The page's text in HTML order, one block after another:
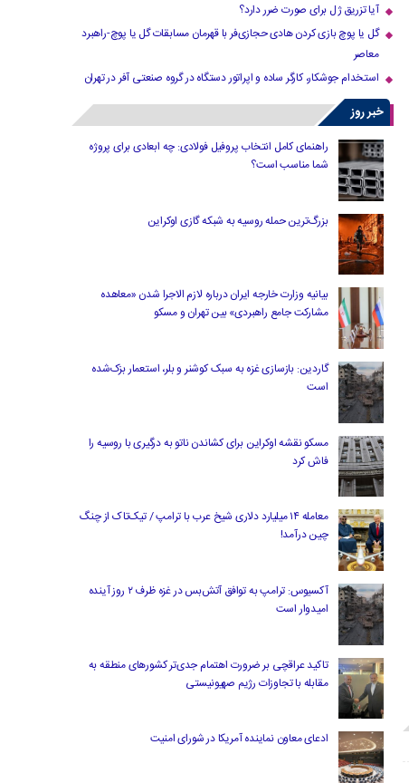
آیا تزریق ژل برای صورت ضرر دارد​؟
گل یا پوچ بازی کردن هادی حجازی‌فر با قهرمان مسابقات گل یا پوچ-راهبرد
معاصر
استخدام جوشکار، کارگر ساده و اپراتور دستگاه در گروه صنعتی آفر در تهران
خبر روز
راهنمای کامل انتخاب پروفیل فولادی: چه ابعادی برای پروژه
شما مناسب است؟
بزرگ‌ترین حمله روسیه به شبکه گازی اوکراین
بیانیه وزارت خارجه ایران درباره لازم‌ الاجرا شدن «معاهده
مشارکت جامع راهبردی» بین تهران و مسکو
گاردین: بازسازی غزه به سبک کوشنر و بلر، استعمار بزک‌شده
است
مسکو نقشه اوکراین برای کشاندن ناتو به درگیری با روسیه را
فاش کرد
معامله ۱۴ میلیارد دلاری شیخ عرب با ترامپ / تیک‌تاک از چنگ
چین درآمد!
آکسیوس: ترامپ به توافق آتش‌بس در غزه ظرف ۲ روز آینده
امیدوار است
تاکید عراقچی بر ضرورت اهتمام جدی‌تر کشورهای منطقه به
مقابله با تجاوزات رژیم صهیونیستی
ادعای معاون نماینده آمریکا در شورای امنیت